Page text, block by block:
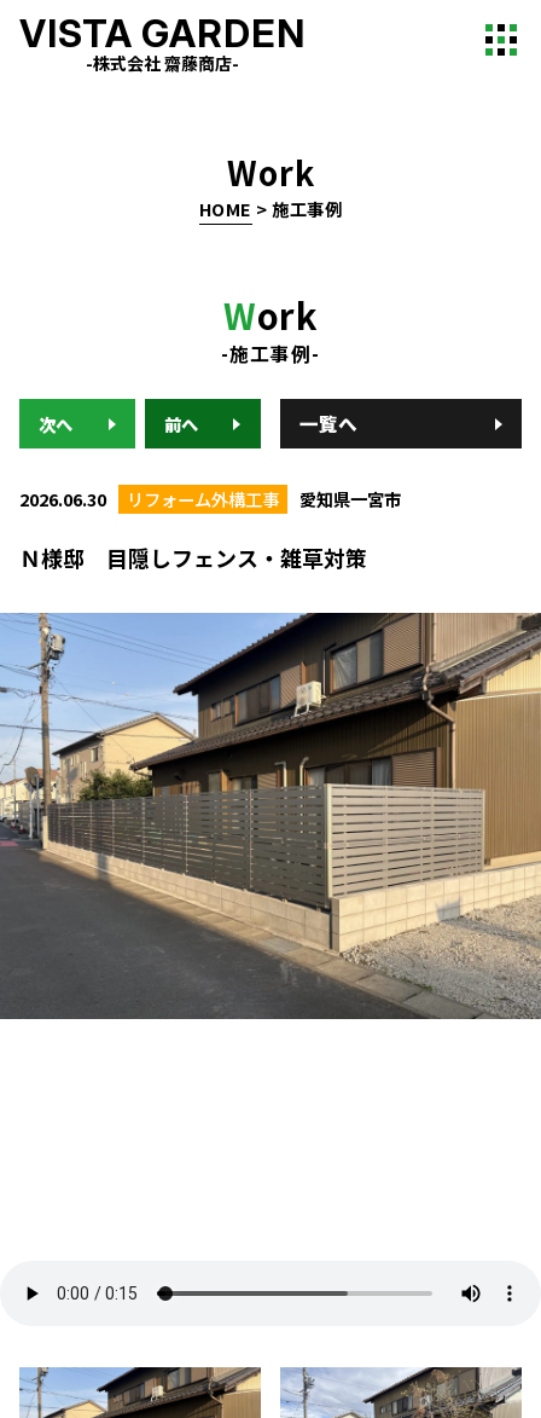
VISTA GARDEN
-株式会社 齋藤商店-
Work
HOME >施工事例
■ 庭がある暮らし：サッカーゴールがある庭
Work
-施工事例-
次へ 前へ 一覧へ
2026.06.30 リフォーム外構工事 愛知県一宮市
Ｎ様邸 目隠しフェンス・雑草対策